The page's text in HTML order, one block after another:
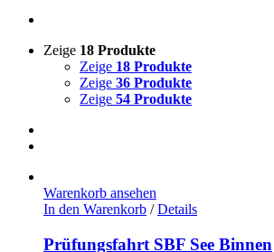
Zeige 18 Produkte
Zeige 18 Produkte
Zeige 36 Produkte
Zeige 54 Produkte
Warenkorb ansehen
In den Warenkorb / Details
Prüfungsfahrt SBF See Binnen